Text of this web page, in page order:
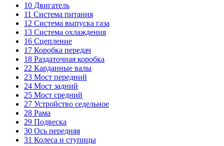
10 Двигатель
11 Система питания
12 Система выпуска газа
13 Система охлаждения
16 Сцепление
17 Коробка передач
18 Раздаточная коробка
22 Карданные валы
23 Мост передний
24 Мост задний
25 Мост средний
27 Устройство седельное
28 Рама
29 Подвеска
30 Ось передняя
31 Колеса и ступицы